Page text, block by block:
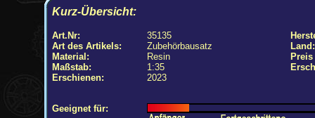
Kurz-Übersicht:
Art.Nr:
Art des Artikels:
Material:
Maßstab:
Erschienen:
35135
Zubehörbausatz
Resin
1:35
2023
Land:
Geeignet für: